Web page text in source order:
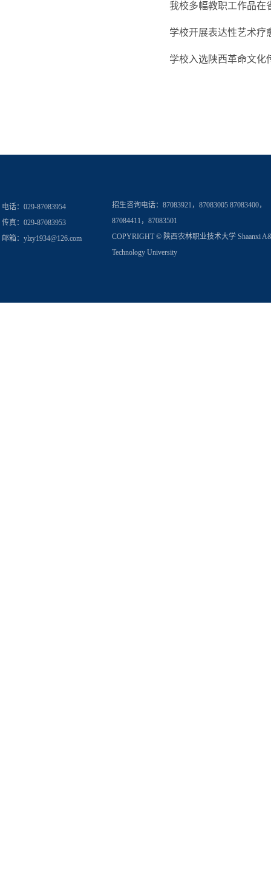
我校多幅教职工作品在
学校开展表达性艺术疗
学校入选陕西革命文化
电话：029-87083954
传真：029-87083953
邮箱： ylzy1934@126.com
招生咨询电话： 87083921，87083005 87083400，
87084411，87083501
COPYRIGHT © 陕西农林职业技术大学 Shaanxi
Technology University